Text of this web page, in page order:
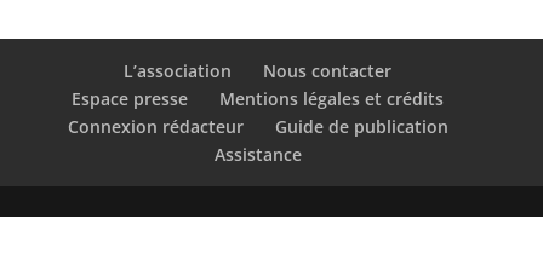
L’association
Nous contacter
Espace presse
Mentions légales et crédits
Connexion rédacteur
Guide de publication
Assistance